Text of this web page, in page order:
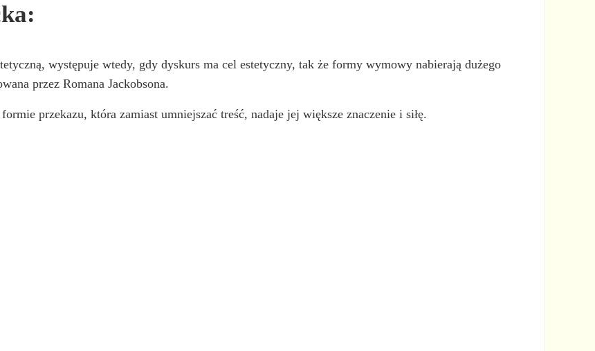
występuje wtedy, gdy dyskurs ma cel estetyczny, tak że formy wymowy nabierają dużego
przez Romana Jackobsona.
przekazu, która zamiast umniejszać treść, nadaje jej większe znaczenie i siłę.